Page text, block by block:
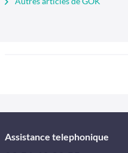
Assistance telephonique